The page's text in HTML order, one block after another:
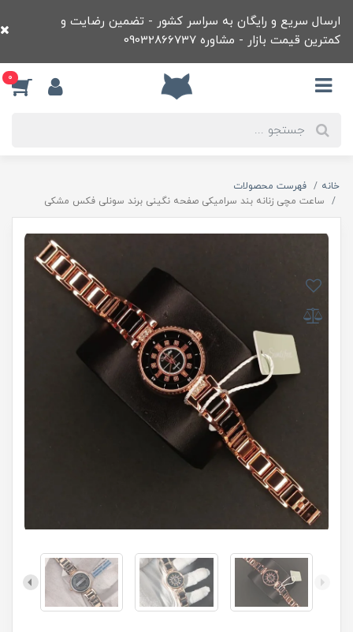
ارسال سریع و رایگان به سراسر کشور - تضمین رضایت و
کمترین قیمت بازار - مشاوره 09032866737
0
خانه
فهرست محصولات
ساعت مچی زنانه بند سرامیکی صفحه نگینی برند سونلی فکس مشکی